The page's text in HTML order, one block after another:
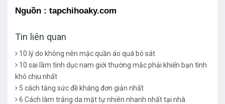
Nguồn : tapchihoaky.com
Tin liên quan
10 lý do không nên mặc quần áo quá bó sát
10 sai lầm tình dục nam giới thường mắc phải khiến bạn tình
khó chịu nhất
5 cách tăng sức đề kháng đơn giản nhất
6 Cách làm trắng da mặt tự nhiên nhanh nhất tại nhà